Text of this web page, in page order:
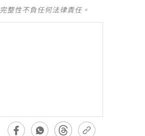
整性不負任何法律責任。